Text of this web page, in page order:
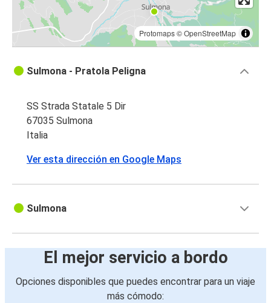
Protomaps©OpenStreetMap
Sulmona - Pratola Peligna
SS Strada Statale 5 Dir
67035 Sulmona
Italia
Ver esta dirección en Google Maps
Sulmona
El mejor servicio a bordo
Opciones disponibles que puedes encontrar para un viaje
más cómodo: